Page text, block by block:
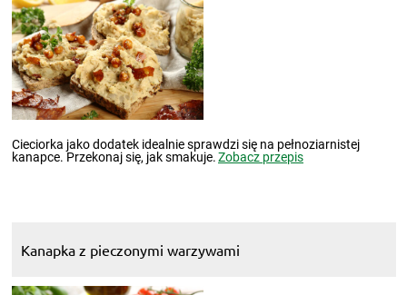
Cieciorka jako dodatek idealnie sprawdzi się na pełnoziarnistej
kanapce. Przekonaj się, jak smakuje.Zobacz przepis
Kanapka z pieczonymi warzywami